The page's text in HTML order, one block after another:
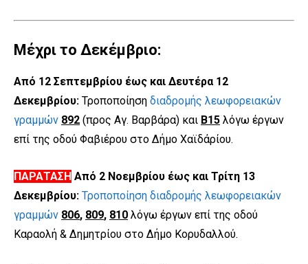
Μέχρι το Δεκέμβριο:
Από 12 Σεπτεμβρίου έως και Δευτέρα 12
Δεκεμβρίου: Τροποποίηση διαδρομής λεωφορειακών
γραμμών 892 (προς Αγ. Βαρβάρα) και Β15 λόγω έργων
επί της οδού Φαβιέρου στο Δήμο Χαϊδάρίου.
ΠΑΡΑΤΑΣΗ Από 2 Νοεμβρίου έως και Τρίτη 13
Δεκεμβρίου: Τροποποίηση διαδρομής λεωφορειακών
γραμμών 806, 809, 810 λόγω έργων επί της οδού
Καραολή & Δημητρίου στο Δήμο Κορυδαλλού.